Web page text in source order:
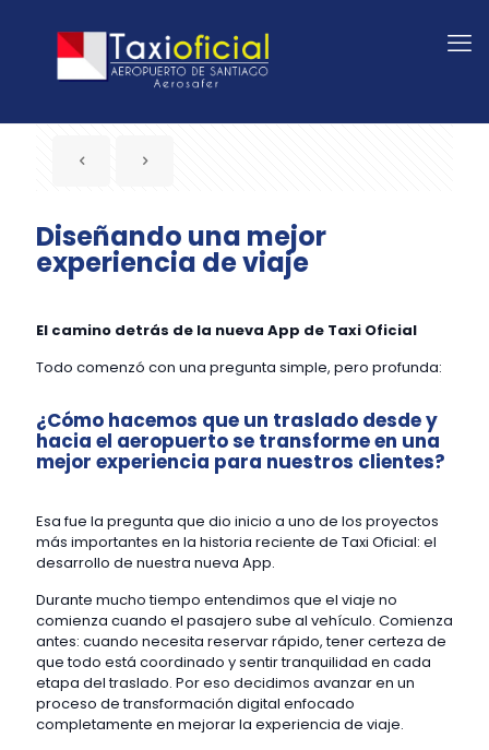
Diseñando una mejor
experiencia de viaje
El camino detrás de la nueva App de Taxi Oficial
Todo comenzó con una pregunta simple, pero profunda:
¿Cómo hacemos que un traslado desde y
hacia el aeropuerto se transforme en una
mejor experiencia para nuestros clientes?
Esa fue la pregunta que dio inicio a uno de los proyectos
más importantes en la historia reciente de Taxi Oficial: el
desarrollo de nuestra nueva App.
Durante mucho tiempo entendimos que el viaje no
comienza cuando el pasajero sube al vehículo. Comienza
antes: cuando necesita reservar rápido, tener certeza de
que todo está coordinado y sentir tranquilidad en cada
etapa del traslado. Por eso decidimos avanzar en un
proceso de transformación digital enfocado
completamente en mejorar la experiencia de viaje.